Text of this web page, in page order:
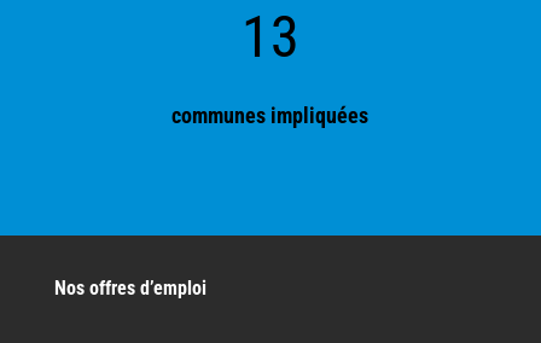
13
communes impliquées
Nos offres d’emploi